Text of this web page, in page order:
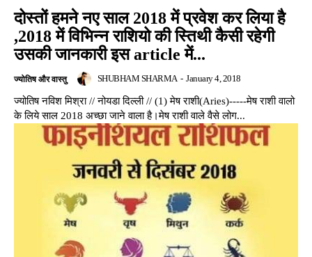
दोस्तों हमने नए साल 2018 में प्रवेश कर लिया है
,2018 में विभिन्न राशियो की स्तिथी कैसी रहेगी
उसकी जानकारी इस article में...
ज्योतिष और वास्तु SHUBHAM SHARMA - January 4, 2018
ज्योतिष नविश मिश्रा // नोयडा दिल्ली // (1) मेष राशी(Aries)-----मेष राशी वालो
के लिये साल 2018 अच्छा जाने वाला है।मेष राशी वाले वैसे लोग...